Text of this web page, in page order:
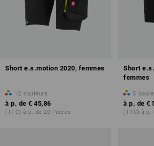
Short e.s.motion 2020, femmes
12 couleurs
à p. de € 45,86
(TTC) à p. de 20 Pièces
Short
femmes
5
à p. de €
(TTC) à p.